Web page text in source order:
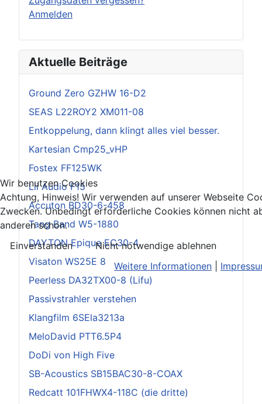
Anmelden
Aktuelle Beiträge
Ground Zero GZHW 16-D2
SEAS L22ROY2 XM011-08
Entkoppelung, dann klingt alles viel besser.
Kartesian Cmp25_vHP
Fostex FF125WK
Lii Audio F15
Accuton BD30-6-458
Tang Band W5-1880
DAYTON Epique EC30-4
Visaton WS25E 8
Peerless DA32TX00-8 (Lifu)
Passivstrahler verstehen
Klangfilm 6SEla3213a
MeloDavid PTT6.5P4
DoDi von High Five
SB-Acoustics SB15BAC30-8-COAX
Redcatt 101FHWX4-118C (die dritte)
Wir benutzen Cookies
Achtung, Hinweis! Wir verwenden auf unserer Webseite
Zwecken. Unbedingt erforderliche Cookies können nicht
anderen schon.
Einverstanden
Nicht notwendige ablehnen
Weitere Informationen